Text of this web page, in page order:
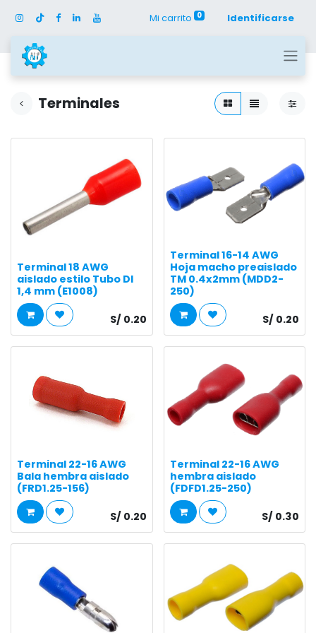
Mi carrito 0 Identificarse
Terminales
Terminal 18 AWG
aislado estilo Tubo DI
1,4 mm (E1008)
S/ 0.20
Terminal 16-14 AWG
Hoja macho preaislado
TM 0.4x2mm (MDD2-
250)
S/ 0.20
Terminal 22-16 AWG
Bala hembra aislado
(FRD1.25-156)
S/ 0.20
Terminal 22-16 AWG
hembra aislado
(FDFD1.25-250)
S/ 0.30